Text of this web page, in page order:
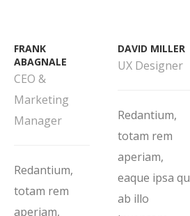
FRANK
ABAGNALE
CEO &
Marketing
Manager
Redantium,
totam rem
aperiam,
DAVID MILLER
UX Designer
Redantium,
totam rem
aperiam,
eaque ipsa qu
ab illo